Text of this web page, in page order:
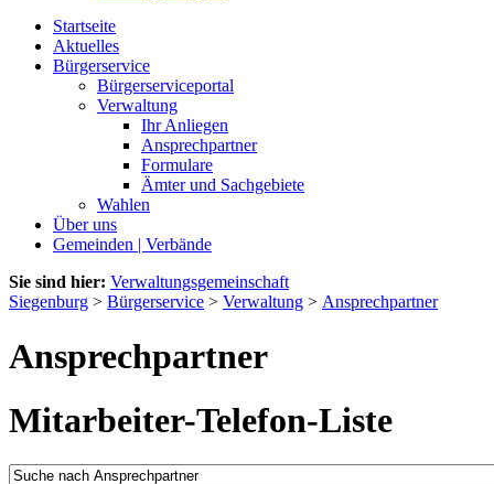
Startseite
Aktuelles
Bürgerservice
Bürgerserviceportal
Verwaltung
Ihr Anliegen
Ansprechpartner
Formulare
Ämter und Sachgebiete
Wahlen
Über uns
Gemeinden | Verbände
Sie sind hier: Verwaltungsgemeinschaft
Siegenburg > Bürgerservice > Verwaltung > Ansprechpartner
Ansprechpartner
Mitarbeiter-Telefon-Liste